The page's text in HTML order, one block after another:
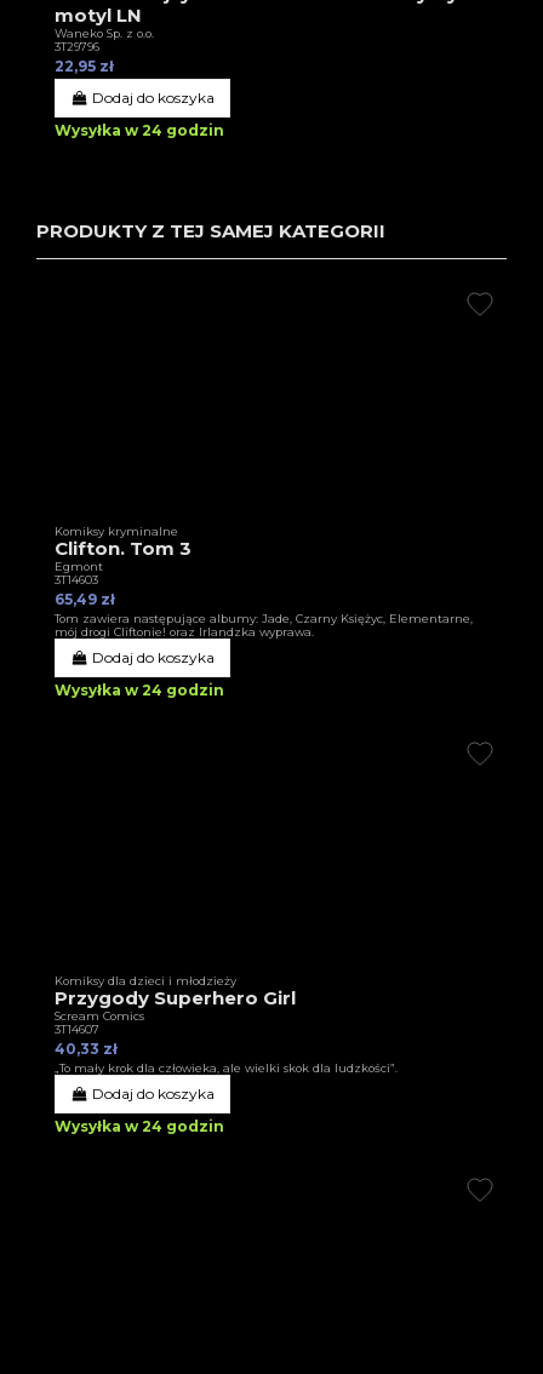
motyl LN
Waneko Sp. z o.o.
3T29796
22,95 zł
Dodaj do koszyka
Wysyłka w 24 godzin
PRODUKTY Z TEJ SAMEJ KATEGORII
Komiksy kryminalne
Clifton. Tom 3
Egmont
3T14603
65,49 zł
Tom zawiera następujące albumy: Jade, Czarny Księżyc, Elementarne,
mój drogi Cliftonie! oraz Irlandzka wyprawa.
Dodaj do koszyka
Wysyłka w 24 godzin
Komiksy dla dzieci i młodzieży
Przygody Superhero Girl
Scream Comics
3T14607
40,33 zł
„To mały krok dla człowieka, ale wielki skok dla ludzkości”.
Dodaj do koszyka
Wysyłka w 24 godzin